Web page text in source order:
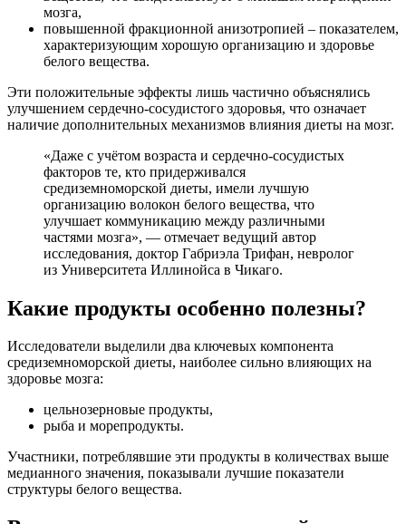
мозга,
повышенной фракционной анизотропией – показателем,
характеризующим хорошую организацию и здоровье
белого вещества.
Эти положительные эффекты лишь частично объяснялись
улучшением сердечно-сосудистого здоровья, что означает
наличие дополнительных механизмов влияния диеты на мозг.
«Даже с учётом возраста и сердечно-сосудистых
факторов те, кто придерживался
средиземноморской диеты, имели лучшую
организацию волокон белого вещества, что
улучшает коммуникацию между различными
частями мозга», — отмечает ведущий автор
исследования, доктор Габриэла Трифан, невролог
из Университета Иллинойса в Чикаго.
Какие продукты особенно полезны?
Исследователи выделили два ключевых компонента
средиземноморской диеты, наиболее сильно влияющих на
здоровье мозга:
цельнозерновые продукты,
рыба и морепродукты.
Участники, потреблявшие эти продукты в количествах выше
медианного значения, показывали лучшие показатели
структуры белого вещества.